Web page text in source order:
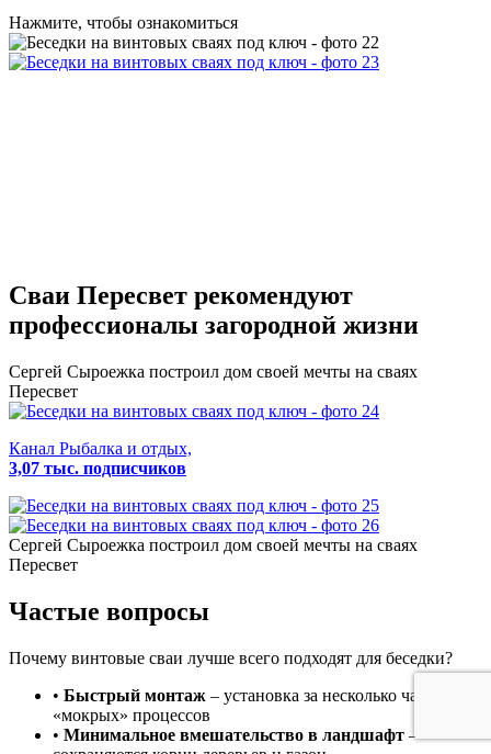
Нажмите, чтобы ознакомиться
Сваи Пересвет рекомендуют
профессионалы загородной жизни
Сергей Сыроежка построил дом своей мечты на сваях
Пересвет
Канал Рыбалка и отдых,
3,07 тыс. подписчиков
Сергей Сыроежка построил дом своей мечты на сваях
Пересвет
Частые вопросы
Почему винтовые сваи лучше всего подходят для беседки?
• Быстрый монтаж – установка за несколько часов без
«мокрых» процессов
• Минимальное вмешательство в ландшафт –